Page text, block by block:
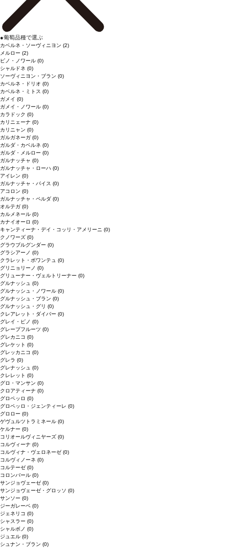
●葡萄品種で選ぶ
カベルネ・ソーヴィニヨン (2)
メルロー (2)
ピノ・ノワール (0)
シャルドネ (0)
ソーヴィニヨン・ブラン (0)
カベルネ・ドリオ (0)
カベルネ・ミトス (0)
ガメイ (0)
ガメイ・ノワール (0)
カラドック (0)
カリニェーナ (0)
カリニャン (0)
ガルガネーガ (0)
ガルダ・カベルネ (0)
ガルダ・メルロー (0)
ガルナッチャ (0)
ガルナッチャ・ローハ (0)
アイレン (0)
ガルナッチャ・パイス (0)
アコロン (0)
ガルナッチャ・ペルダ (0)
オルテガ (0)
カルメネール (0)
カナイオーロ (0)
キャンティーナ・デイ・コッリ・アメリーニ (0)
クノワーズ (0)
グラウブルグンダー (0)
グラシアーノ (0)
クラレット・ボワンテュ (0)
グリニョリーノ (0)
グリューナー・ヴェルトリーナー (0)
グルナッシュ (0)
グルナッシュ・ノワール (0)
グルナッシュ・ブラン (0)
グルナッシュ・グリ (0)
クレアレット・ダイバー (0)
グレイ・ピノ (0)
グレープフルーツ (0)
グレカニコ (0)
グレケット (0)
グレッカニコ (0)
グレラ (0)
グレナッシュ (0)
クレレット (0)
グロ・マンサン (0)
クロアティーナ (0)
グロペッロ (0)
グロペッロ・ジェンティーレ (0)
グロロー (0)
ゲヴュルツトラミネール (0)
ケルナー (0)
コリオールヴィニヤーズ (0)
コルヴィーナ (0)
コルヴィナ・ヴェロネーゼ (0)
コルヴィノーネ (0)
コルテーゼ (0)
コロンバール (0)
サンジョヴェーゼ (0)
サンジョヴェーゼ・グロッソ (0)
サンソー (0)
ジーガレーベ (0)
ジェネリコ (0)
シャスラー (0)
シャルボノ (0)
ジュエル (0)
シュナン・ブラン (0)